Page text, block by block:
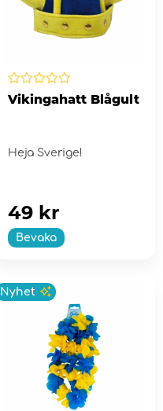
Vikingahatt Blågult
Heja Sverige!
Bevaka
49 kr
Nyhet